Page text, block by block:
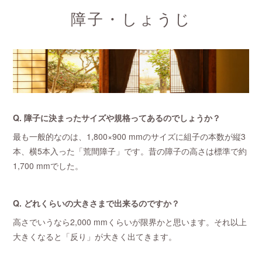
障子・しょうじ
Q. 障子に決まったサイズや規格ってあるのでしょうか？
最も一般的なのは、1,800×900 mmのサイズに組子の本数が縦3
本、横5本入った「荒間障子」です。昔の障子の高さは標準で約
1,700 mmでした。
Q. どれくらいの大きさまで出来るのですか？
高さでいうなら2,000 mmくらいが限界かと思います。それ以上
大きくなると「反り」が大きく出てきます。